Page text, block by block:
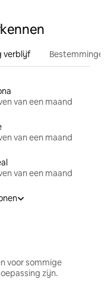
verblijf
van een maand
van een maand
van een maand
voor sommige
zijn.